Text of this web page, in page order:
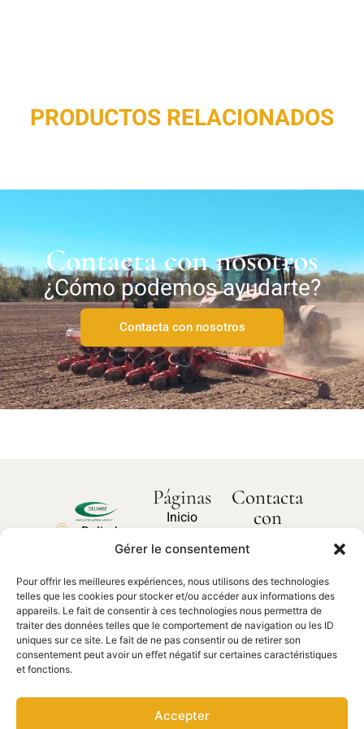
Gérer le consentement
Pour offrir les meilleures expériences, nous utilisons des technologies
telles que les cookies pour stocker et/ou accéder aux informations des
appareils. Le fait de consentir à ces technologies nous permettra de
traiter des données telles que le comportement de navigation ou les ID
uniques sur ce site. Le fait de ne pas consentir ou de retirer son
consentement peut avoir un effet négatif sur certaines caractéristiques
et fonctions.
Accepter
PRODUCTOS RELACIONADOS
Contacta con nosotros
¿Cómo podemos ayudarte?
Contacta con nosotros
Delimbe
Abbaye
Bonport
27340,
Pont de
l'Arche
27 62
contact@delimbe.com
Páginas
Inicio
Sobre
Nuestros
productos
Piezas de
recambio
Contacta
con
¿Cómo
ayudarte?
Contacta
con
nosotros